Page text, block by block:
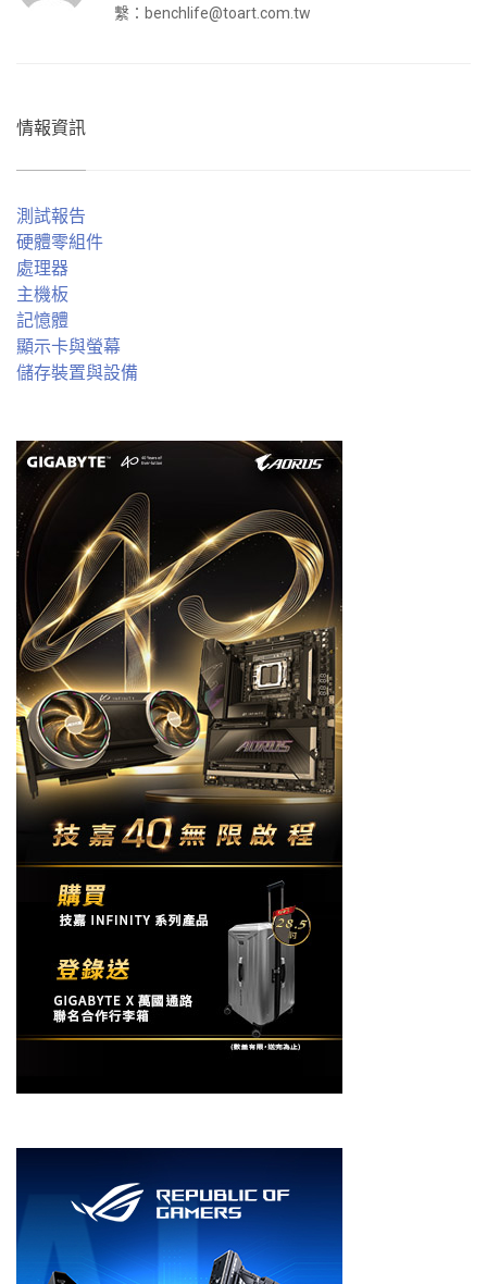
繫： benchlife@toart.com.tw
情報資訊
測試報告
硬體零組件
處理器
主機板
記憶體
顯示卡與螢幕
儲存裝置與設備